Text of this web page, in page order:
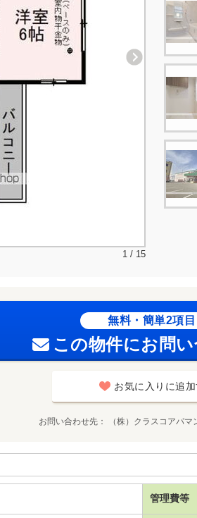
1 / 15
無料・簡単2項目
この物件にお問
お気に入りに追加
お問い合わせ先 （株）クラスコアパ
管理費等